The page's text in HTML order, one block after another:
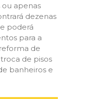
apenas
dezenas
poderá
para a
de
de pisos
banheiros e